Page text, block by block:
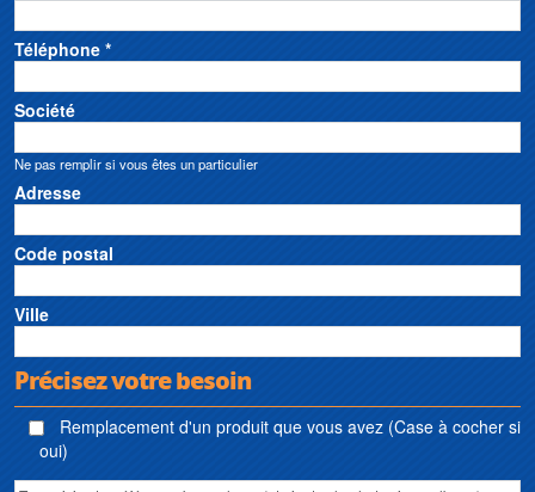
Téléphone *
Société
Ne pas remplir si vous êtes un particulier
Adresse
Code postal
Ville
Précisez votre besoin
Remplacement d'un produit que vous avez (Case à cocher si
oui)